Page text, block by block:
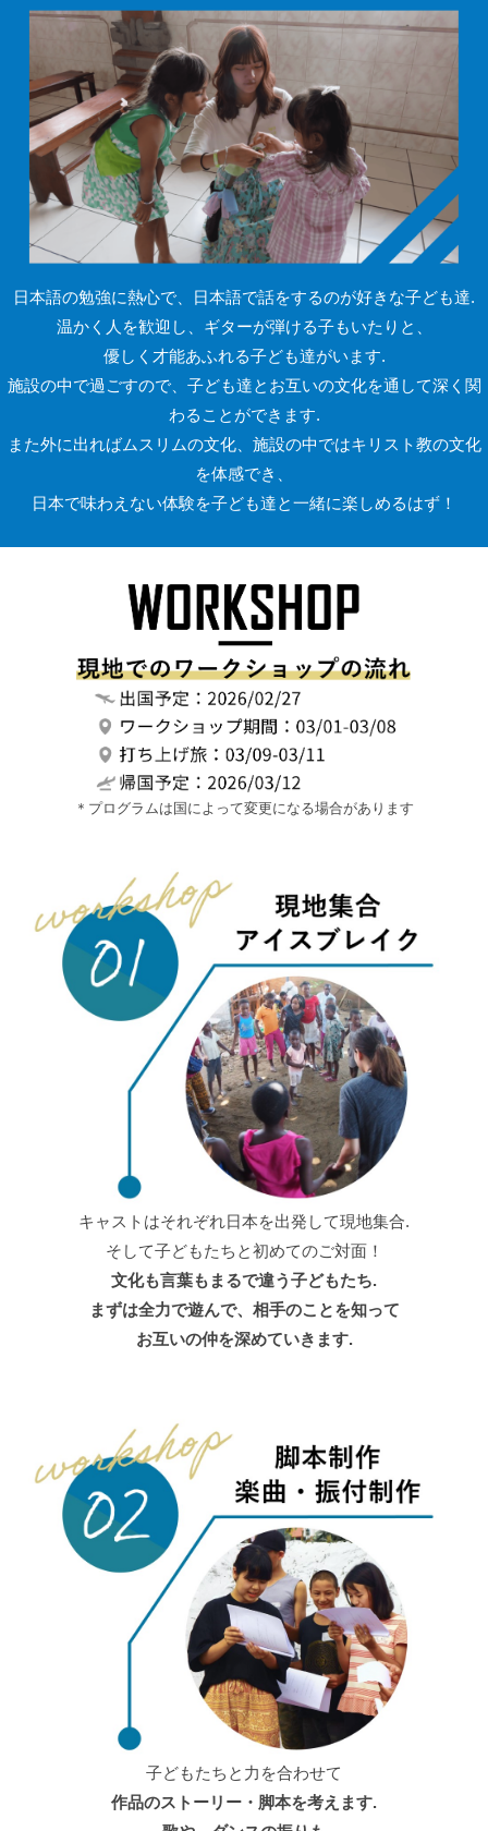
日本語の勉強に熱心で、日本語で話をするのが好きな子ども達.
温かく人を歓迎し、ギターが弾ける子もいたりと、
優しく才能あふれる子ども達がいます.
施設の中で過ごすので、子ども達とお互いの文化を通して深く関
わることができます.
また外に出ればムスリムの文化、施設の中ではキリスト教の文化
を体感でき、
日本で味わえない体験を子ども達と一緒に楽しめるはず！
＊プログラムは国によって変更になる場合があります
キャストはそれぞれ日本を出発して現地集合.
そして子どもたちと初めてのご対面！
文化も言葉もまるで違う子どもたち.
まずは全力で遊んで、相手のことを知って
お互いの仲を深めていきます.
子どもたちと力を合わせて
作品のストーリー・脚本を考えます.